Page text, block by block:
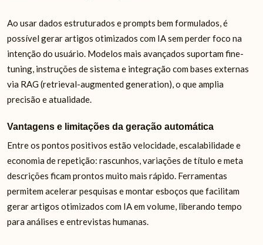
Ao usar dados estruturados e prompts bem formulados, é
possível gerar artigos otimizados com IA sem perder foco na
intenção do usuário. Modelos mais avançados suportam fine-
tuning, instruções de sistema e integração com bases externas
via RAG (retrieval-augmented generation), o que amplia
precisão e atualidade.
Vantagens e limitações da geração automática
Entre os pontos positivos estão velocidade, escalabilidade e
economia de repetição: rascunhos, variações de título e meta
descrições ficam prontos muito mais rápido. Ferramentas
permitem acelerar pesquisas e montar esboços que facilitam
gerar artigos otimizados com IA em volume, liberando tempo
para análises e entrevistas humanas.